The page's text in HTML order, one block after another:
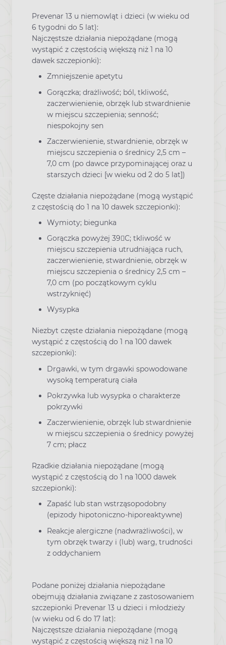
Prevenar 13 u niemowląt i dzieci (w wieku od
6 tygodni do 5 lat):
Najczęstsze działania niepożądane (mogą
wystąpić z częstością większą niż 1 na 10
dawek szczepionki):
Zmniejszenie apetytu
Gorączka; drażliwość; ból, tkliwość,
zaczerwienienie, obrzęk lub stwardnienie
w miejscu szczepienia; senność;
niespokojny sen
Zaczerwienienie, stwardnienie, obrzęk w
miejscu szczepienia o średnicy 2,5 cm –
7,0 cm (po dawce przypominającej oraz u
starszych dzieci [w wieku od 2 do 5 lat])
Częste działania niepożądane (mogą wystąpić
z częstością do 1 na 10 dawek szczepionki):
Wymioty; biegunka
Gorączka powyżej 39C; tkliwość w
miejscu szczepienia utrudniająca ruch,
zaczerwienienie, stwardnienie, obrzęk w
miejscu szczepienia o średnicy 2,5 cm –
7,0 cm (po początkowym cyklu
wstrzyknięć)
Wysypka
Niezbyt częste działania niepożądane (mogą
wystąpić z częstością do 1 na 100 dawek
szczepionki):
Drgawki, w tym drgawki spowodowane
wysoką temperaturą ciała
Pokrzywka lub wysypka o charakterze
pokrzywki
Zaczerwienienie, obrzęk lub stwardnienie
w miejscu szczepienia o średnicy powyżej
7 cm; płacz
Rzadkie działania niepożądane (mogą
wystąpić z częstością do 1 na 1000 dawek
szczepionki):
Zapaść lub stan wstrząsopodobny
(epizody hipotoniczno-hiporeaktywne)
Reakcje alergiczne (nadwrażliwości), w
tym obrzęk twarzy i (lub) warg, trudności
z oddychaniem
Podane poniżej działania niepożądane
obejmują działania związane z zastosowaniem
szczepionki Prevenar 13 u dzieci i młodzieży
(w wieku od 6 do 17 lat):
Najczęstsze działania niepożądane (mogą
wystąpić z częstością większą niż 1 na 10